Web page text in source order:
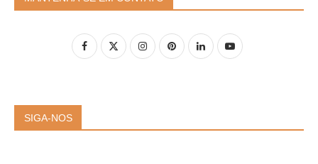
SIGA-NOS